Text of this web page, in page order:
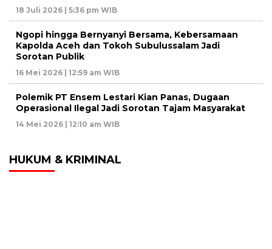
18 Juli 2026 | 5:36 pm WIB
Ngopi hingga Bernyanyi Bersama, Kebersamaan
Kapolda Aceh dan Tokoh Subulussalam Jadi
Sorotan Publik
16 Mei 2026 | 12:59 am WIB
Polemik PT Ensem Lestari Kian Panas, Dugaan
Operasional Ilegal Jadi Sorotan Tajam Masyarakat
14 Mei 2026 | 12:10 am WIB
HUKUM & KRIMINAL